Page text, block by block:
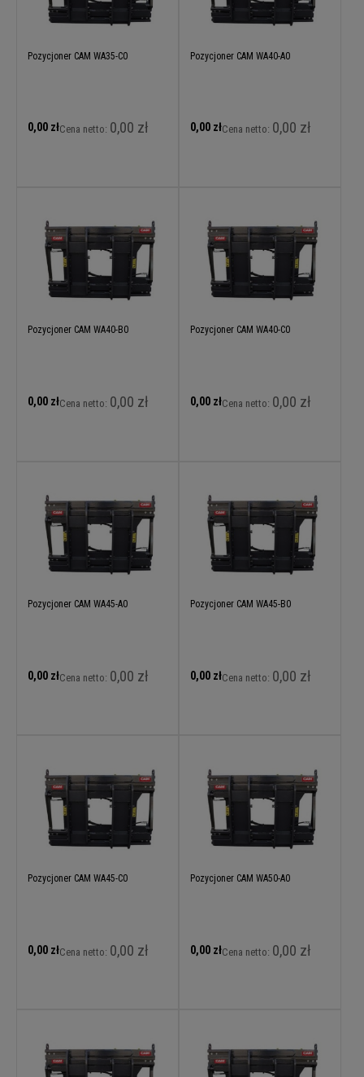
Pozycjoner CAM WA35-C0
0,00 złCena netto: 0,00 zł
Pozycjoner CAM WA40-A0
0,00 złCena netto: 0,00 zł
Pozycjoner CAM WA40-B0
0,00 złCena netto: 0,00 zł
Pozycjoner CAM WA40-C0
0,00 złCena netto: 0,00 zł
Pozycjoner CAM WA45-A0
0,00 złCena netto: 0,00 zł
Pozycjoner CAM WA45-B0
0,00 złCena netto: 0,00 zł
Pozycjoner CAM WA45-C0
0,00 złCena netto: 0,00 zł
Pozycjoner CAM WA50-A0
0,00 złCena netto: 0,00 zł